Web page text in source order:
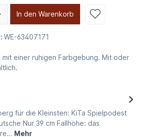
In den Warenkorb
WE-63407171
einer ruhigen Farbgebung. Mit oder
für die Kleinsten: KiTa Spielpodest
Nur 39 cm Fallhöhe: das
Mehr